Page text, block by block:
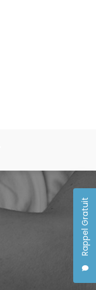
Rappel Gratuit